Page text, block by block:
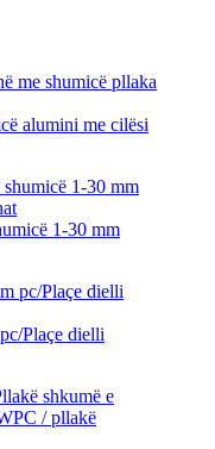
alumini me cilësi
1-30 mm
Plaçe dielli